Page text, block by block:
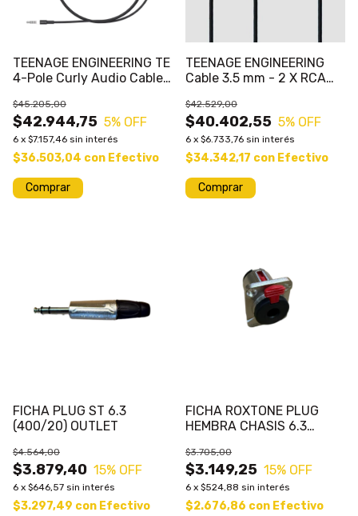
TEENAGE ENGINEERING TE
4-Pole Curly Audio Cable
$42.944,75
$45.205,00
5% OFF
6 x $7.157,46 sin interés
$36.503,04 con Efectivo
TEENAGE ENGINEERING
Cable 3.5 mm - 2 X RCA
$40.402,55
$42.529,00
5% OFF
6 x $6.733,76 sin interés
$34.342,17 con Efectivo
FICHA PLUG ST 6.3
(400/20) OUTLET
$3.879,40
$4.564,00
15% OFF
6 x $646,57 sin interés
$3.297,49 con Efectivo
FICHA ROXTONE PLUG
HEMBRA CHASIS 6.3
$3.149,25
$3.705,00
15% OFF
6 x $524,88 sin interés
$2.676,86 con Efectivo